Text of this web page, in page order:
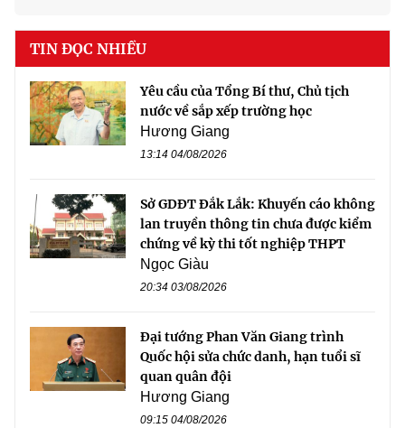
TIN ĐỌC NHIỀU
Yêu cầu của Tổng Bí thư, Chủ tịch
nước về sắp xếp trường học
Hương Giang
13:14 04/08/2026
Sở GDĐT Đắk Lắk: Khuyến cáo không
lan truyền thông tin chưa được kiểm
chứng về kỳ thi tốt nghiệp THPT
Ngọc Giàu
20:34 03/08/2026
Đại tướng Phan Văn Giang trình
Quốc hội sửa chức danh, hạn tuổi sĩ
quan quân đội
Hương Giang
09:15 04/08/2026